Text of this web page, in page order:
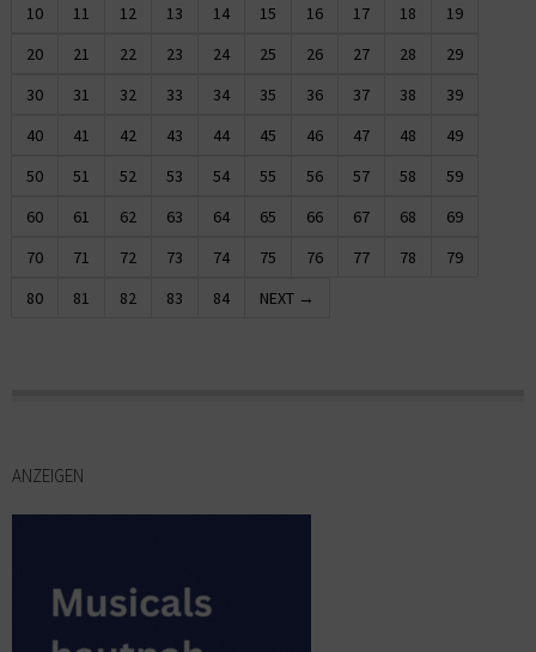
10
11 12 13 14 15 16 17 18
19
20
21 22 23 24 25 26 27 28
29
30
31 32 33 34 35 36 37 38
39
40
41 42 43 44 45 46 47 48
49
50
51 52 53 54 55 56 57 58
59
60
61 62 63 64 65 66 67 68
69
70
71 72 73 74 75 76 77 78
79
80
81 82 83 84 NEXT →
ANZEIGEN